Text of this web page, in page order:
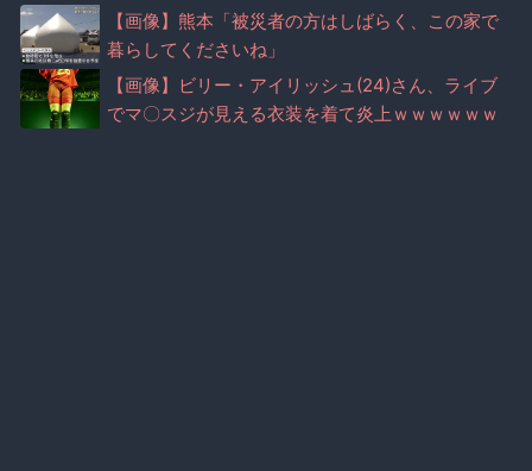
ｗｗｗｗｗｗｗｗｗｗｗｗｗｗｗ
【画像】熊本「被災者の方はしばらく、この家で
暮らしてくださいね」
【画像】ビリー・アイリッシュ(24)さん、ライブ
でマ〇スジが見える衣装を着て炎上ｗｗｗｗｗｗ